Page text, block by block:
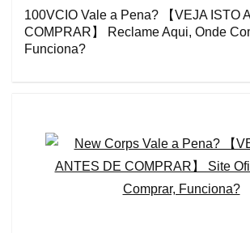
100VCIO Vale a Pena? 【VEJA ISTO
COMPRAR】 Reclame Aqui, Onde
Funciona?